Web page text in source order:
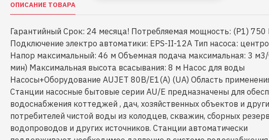
ОПИСАНИЕ ТОВАРА
Гарантийный Срок: 24 месяца! Потребляемая мощность: (P1) 750
Подключение электро автоматики: EPS-II-12A Тип насоса:
Напор максимальный: 46 м Объемная подача максимальная: 3
мин) Максимальная высота всасывания: 8 м Насос для воды
Насосы+Оборудование AUJET 80B/E1(А) (UA) Область
Станции насосные бытовые серии AU/E предназначены для
водоснабжения коттеджей , дач, хозяйственных объектов и
потребителей чистой воды из колодцев, скважин, сборных
водопроводов и других источников. Станции автоматически